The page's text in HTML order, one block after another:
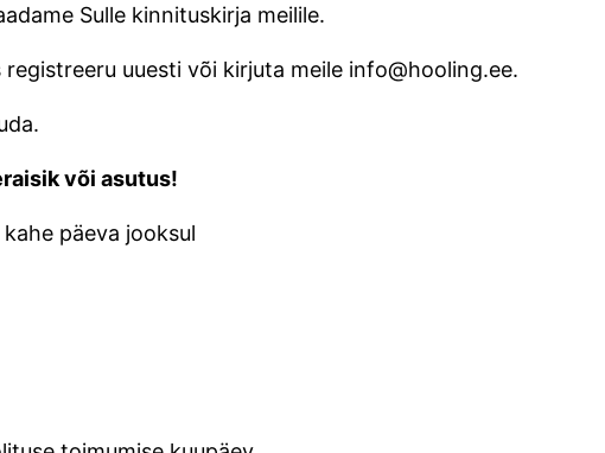
Sulle kinnituskirja meilile.
registreeru uuesti või kirjuta meile info@hooling.ee.
või asutus!
päeva jooksul